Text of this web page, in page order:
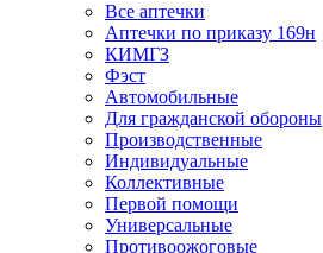
Все аптечки
Аптечки по приказу 169н
КИМГЗ
Фэст
Автомобильные
Для гражданской обороны
Производственные
Индивидуальные
Коллективные
Первой помощи
Универсальные
Противоожоговые